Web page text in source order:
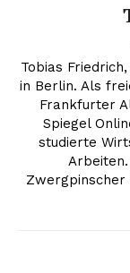
Tobias
in Berlin. Als
Frankfurter
Spiegel
studierte